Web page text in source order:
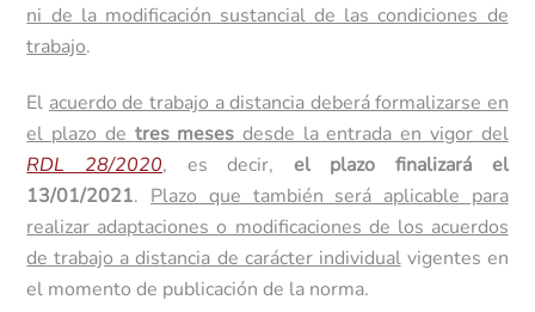
ni de la modificación sustancial de las condiciones de
trabajo.
El acuerdo de trabajo a distancia deberá formalizarse en
el plazo de tres meses desde la entrada en vigor del
RDL 28/2020, es decir, el plazo finalizará el
13/01/2021. Plazo que también será aplicable para
realizar adaptaciones o modificaciones de los acuerdos
de trabajo a distancia de carácter individualvigentes en
el momento de publicación de la norma.